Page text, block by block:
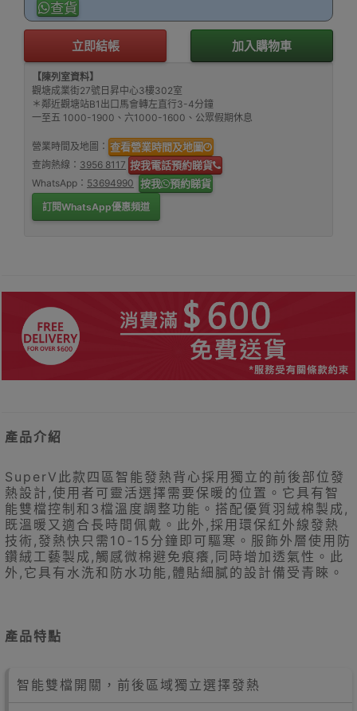
查貨
立即結帳 加入購物車
【陳列室資料】
觀塘成業街27號日昇中心3樓302室
＊鄰近觀塘站B1出口馬會轉左直行3-4分鐘
一至五 1000-1900、六1000-1600、公眾假期休息
營業時間及地圖： 查看營業時間及地圖
查詢熱線： 3956 8117 按我電話預約睇貨
WhatsApp： 53694990 按我 預約睇貨
訂閱WhatsApp優惠頻道
產品介紹
SuperV此款四區智能發熱背心採用獨立的前後部位發
熱設計,使用者可靈活選擇需要保暖的位置。它具有智
能雙檔控制和3檔溫度調整功能。搭配優質羽絨棉製成,
既溫暖又適合長時間佩戴。此外,採用環保紅外線發熱
技術,發熱快只需10-15分鐘即可驅寒。服飾外層使用防
鑽絨工藝製成,觸感微棉避免痕癢,同時增加透氣性。此
外,它具有水洗和防水功能,體貼細膩的設計備受青睞。
產品特點
智能雙檔開關，前後區域獨立選擇發熱